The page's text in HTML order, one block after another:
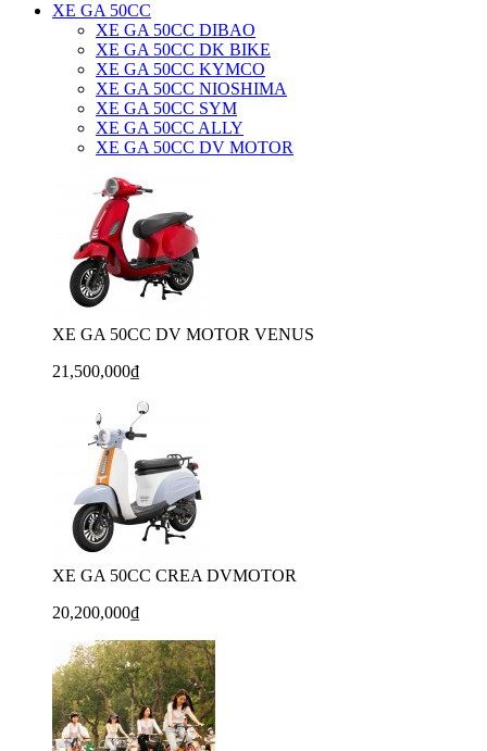
XE GA 50CC
XE GA 50CC DIBAO
XE GA 50CC DK BIKE
XE GA 50CC KYMCO
XE GA 50CC NIOSHIMA
XE GA 50CC SYM
XE GA 50CC ALLY
XE GA 50CC DV MOTOR
XE GA 50CC DV MOTOR VENUS
21,500,000₫
XE GA 50CC CREA DVMOTOR
20,200,000₫